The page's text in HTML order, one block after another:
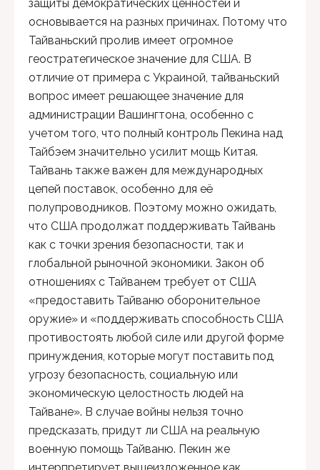
защиты демократических ценностей и
основывается на разных причинах. Потому что
Тайваньский пролив имеет огромное
геостратегическое значение для США. В
отличие от примера с Украиной, тайваньский
вопрос имеет решающее значение для
администрации Вашингтона, особенно с
учетом того, что полный контроль Пекина над
Тайбэем значительно усилит мощь Китая.
Тайвань также важен для международных
цепей поставок, особенно для её
полупроводников. Поэтому можно ожидать,
что США продолжат поддерживать Тайвань
как с точки зрения безопасности, так и
глобальной рыночной экономики. Закон об
отношениях с Тайванем требует от США
«предоставить Тайваню оборонительное
оружие» и «поддерживать способность США
противостоять любой силе или другой форме
принуждения, которые могут поставить под
угрозу безопасность, социальную или
экономическую целостность людей на
Тайване». В случае войны нельзя точно
предсказать, придут ли США на реальную
военную помощь Тайваню. Пекин же